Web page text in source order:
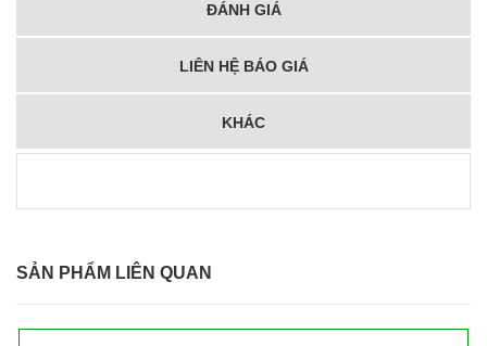
ĐÁNH GIÁ
LIÊN HỆ BÁO GIÁ
KHÁC
SẢN PHẨM LIÊN QUAN